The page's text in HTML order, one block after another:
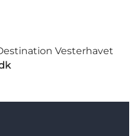
Vesterhavet